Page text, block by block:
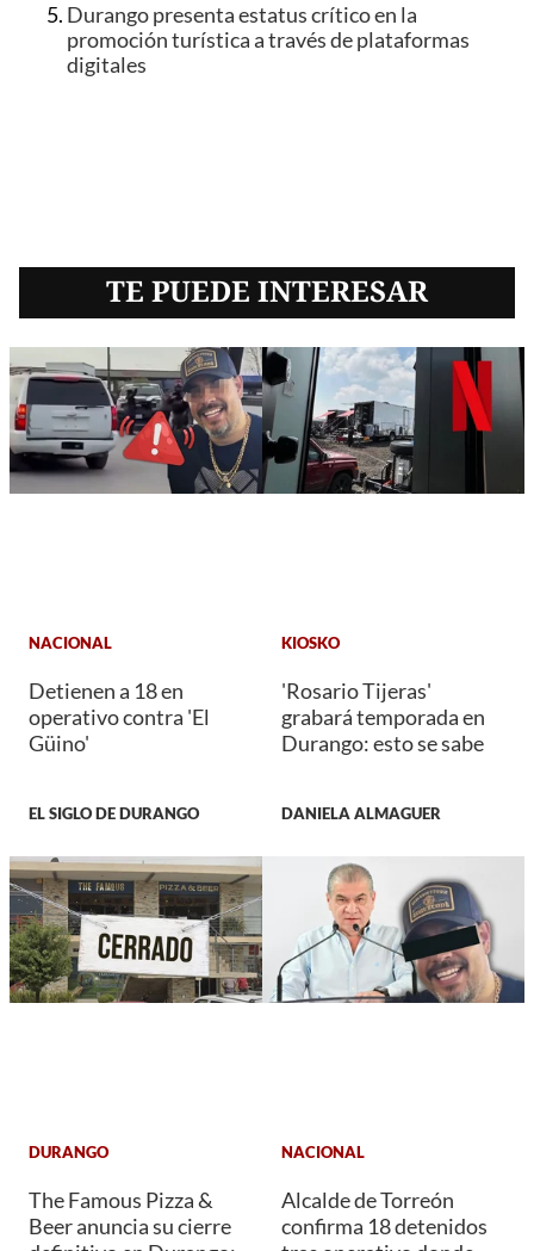
Durango presenta estatus crítico en la
promoción turística a través de plataformas
digitales
TE PUEDE INTERESAR
NACIONAL
Detienen a 18 en
operativo contra 'El
Güino'
EL SIGLO DE DURANGO
KIOSKO
'Rosario Tijeras'
grabará temporada en
Durango: esto se sabe
DANIELA ALMAGUER
DURANGO
The Famous Pizza &
Beer anuncia su cierre
NACIONAL
Alcalde de Torreón
confirma 18 detenidos